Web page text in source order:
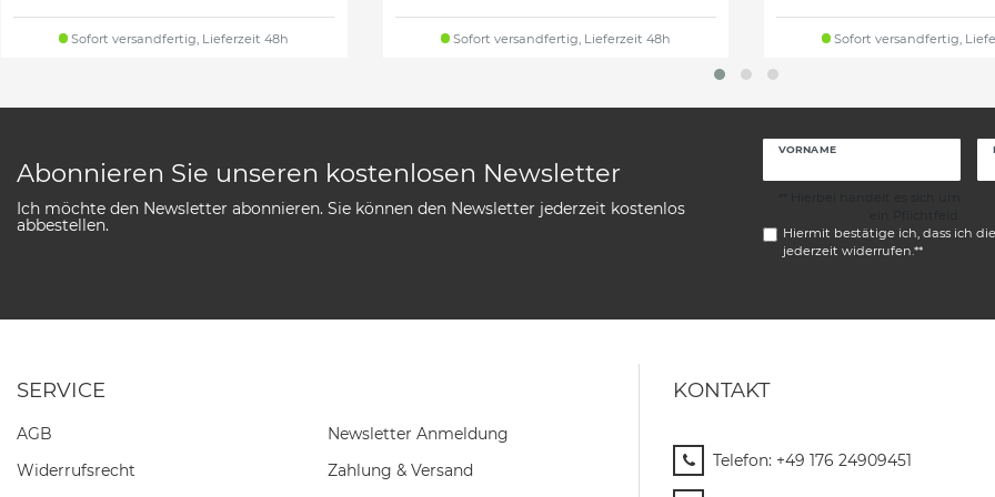
Sofort versandfertig, Lieferzeit 48h Sofort versandfertig, Lieferzeit 48h Sofort versandfertig,
Abonnieren Sie unseren kostenlosen Newsletter
Ich möchte den Newsletter abonnieren. Sie können den Newsletter jederzeit kostenlos
abbestellen.
VORNAME
Hiermit bestätige ich, dass ich die
jederzeit widerrufen.**
SERVICE
AGB
Widerrufs­recht
Newsletter Anmeldung
Zahlung & Versand
KONTAKT
Telefon: +49 176 24909451